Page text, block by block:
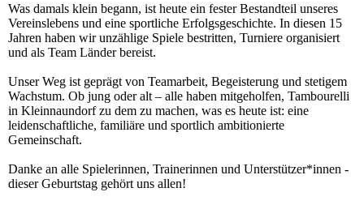
Was damals klein begann, ist heute ein fester Bestandteil unseres
Vereinslebens und eine sportliche Erfolgsgeschichte. In diesen 15
Jahren haben wir unzählige Spiele bestritten, Turniere organisiert
und als Team Länder bereist.
Unser Weg ist geprägt von Teamarbeit, Begeisterung und stetigem
Wachstum. Ob jung oder alt – alle haben mitgeholfen, Tambourelli
in Kleinnaundorf zu dem zu machen, was es heute ist: eine
leidenschaftliche, familiäre und sportlich ambitionierte
Gemeinschaft.
Danke an alle Spielerinnen, Trainerinnen und Unterstützer*innen -
dieser Geburtstag gehört uns allen!